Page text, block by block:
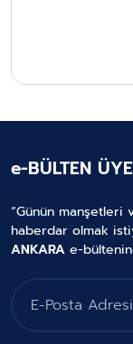
e-BÜLTEN
“Günün
haberdar olmak
ANKARA e-